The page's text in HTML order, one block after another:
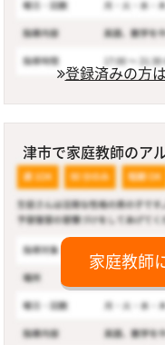
登録済みの方
津市で家庭教師のア
家庭教師